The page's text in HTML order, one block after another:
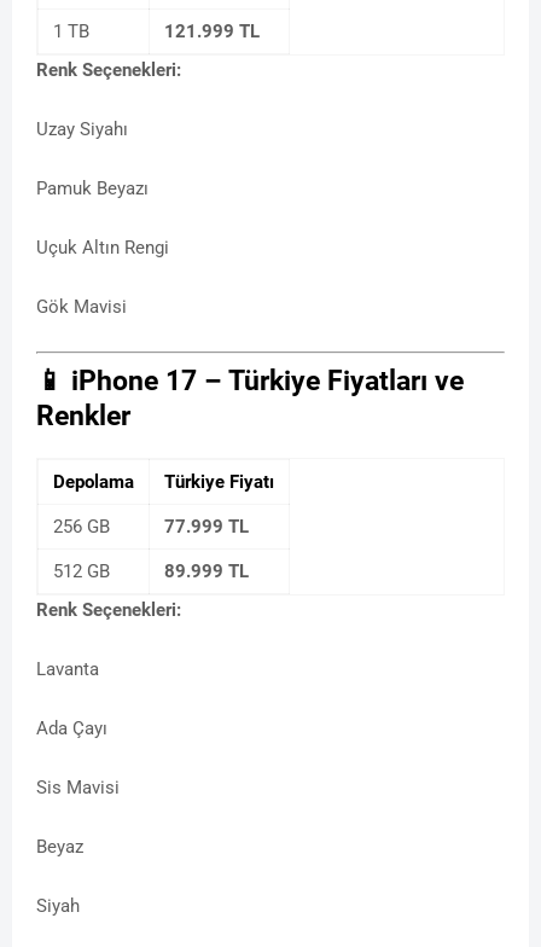
1 TB
121.999 TL
Renk Seçenekleri:
Uzay Siyahı
Pamuk Beyazı
Uçuk Altın Rengi
Gök Mavisi
📱 iPhone 17 – Türkiye Fiyatları ve
Renkler
Depolama Türkiye Fiyatı
256 GB 77.999 TL
512 GB
89.999 TL
Renk Seçenekleri:
Lavanta
Ada Çayı
Sis Mavisi
Beyaz
Siyah